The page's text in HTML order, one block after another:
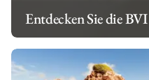
Entdecken Sie die BVI